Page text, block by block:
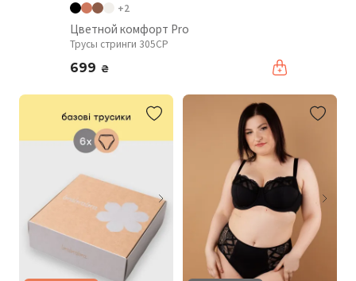
+2
Цветной комфорт Pro
Трусы стринги 305CP
699 ₴